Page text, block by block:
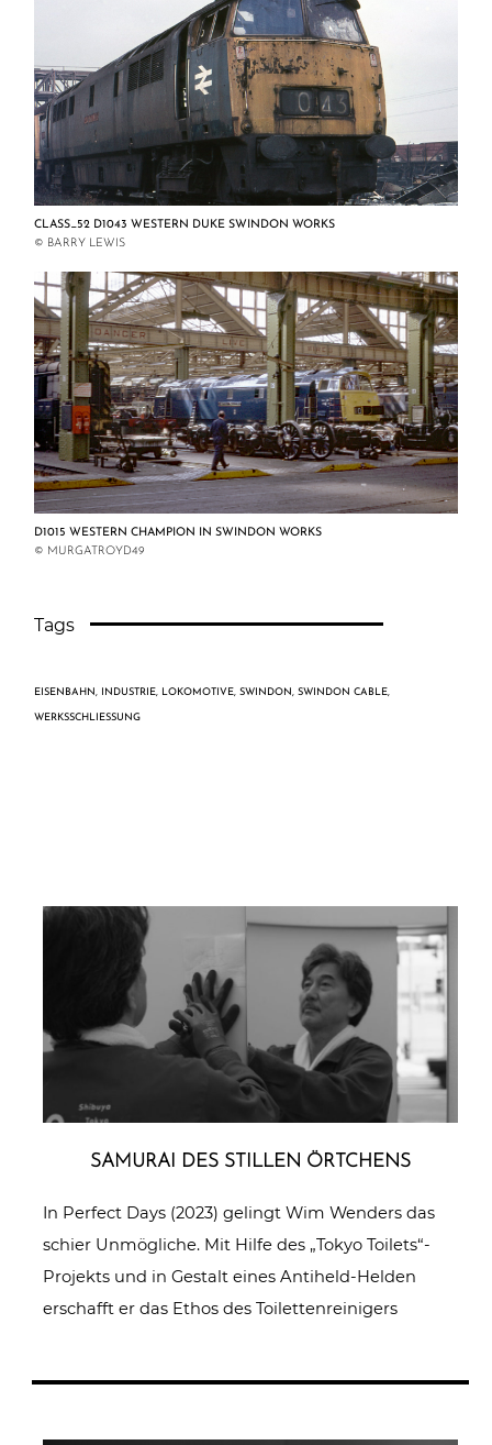
CLASS_52 D1043 WESTERN DUKE SWINDON WORKS
© BARRY LEWIS
D1015 WESTERN CHAMPION IN SWINDON WORKS
© MURGATROYD49
Tags
EISENBAHN INDUSTRIE LOKOMOTIVE ,SWINDON ,SWINDON CABLE
WERKSSCHLIESSUNG
SAMURAI DES STILLEN ÖRTCHENS
In Perfect Days (2023) gelingt Wim Wenders das
schier Unmögliche. Mit Hilfe des „Tokyo Toilets“-
Projekts und in Gestalt eines Antiheld-Helden
erschafft er das Ethos des Toilettenreinigers